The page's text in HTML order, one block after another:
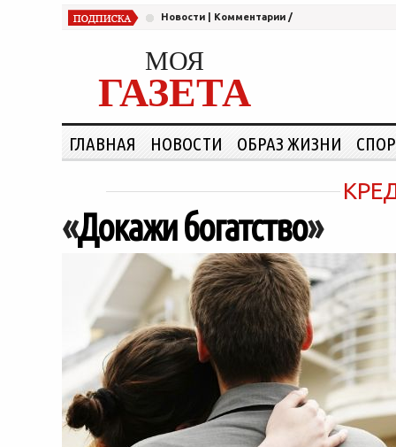
Новости Комментарии /
МОЯ
ГАЗЕТА
ГЛАВНАЯ НОВОСТИ ОБРАЗ ЖИЗНИ
«Докажи богатство»